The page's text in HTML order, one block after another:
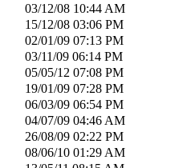
03/12/08 10:44 AM
15/12/08 03:06 PM
02/01/09 07:13 PM
03/11/09 06:14 PM
05/05/12 07:08 PM
19/01/09 07:28 PM
06/03/09 06:54 PM
04/07/09 04:46 AM
26/08/09 02:22 PM
08/06/10 01:29 AM